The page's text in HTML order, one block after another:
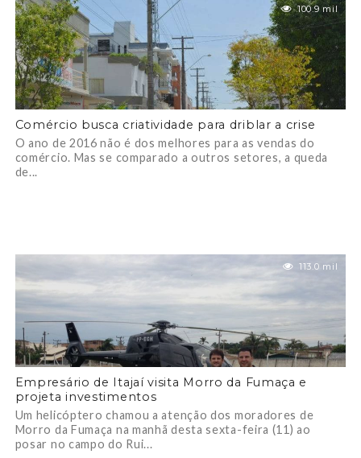
100.9 mil
Comércio busca criatividade para driblar a crise
O ano de 2016 não é dos melhores para as vendas do
comércio. Mas se comparado a outros setores, a queda
de...
113.0 mil
Empresário de Itajaí visita Morro da Fumaça e
projeta investimentos
Um helicóptero chamou a atenção dos moradores de
Morro da Fumaça na manhã desta sexta-feira (11) ao
posar no campo do Rui...